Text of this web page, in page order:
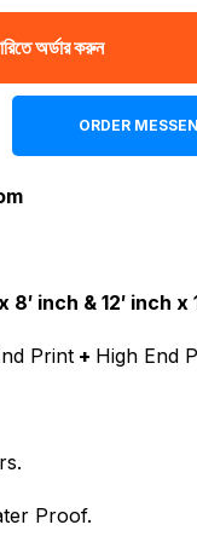
অর্ডার করুন
ORDER
8′ inch & 12′ inch x
Print + High End
Proof.